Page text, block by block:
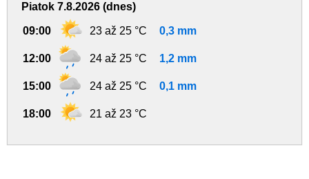
Piatok 7.8.2026 (dnes)
09:00 23 až 25 °C 0,3 mm
12:00 24 až 25 °C 1,2 mm
15:00 24 až 25 °C 0,1 mm
18:00 21 až 23 °C